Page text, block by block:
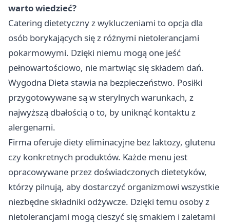
warto wiedzieć?
Catering dietetyczny z wykluczeniami to opcja dla
osób borykających się z różnymi nietolerancjami
pokarmowymi. Dzięki niemu mogą one jeść
pełnowartościowo, nie martwiąc się składem dań.
Wygodna Dieta stawia na bezpieczeństwo. Posiłki
przygotowywane są w sterylnych warunkach, z
najwyższą dbałością o to, by uniknąć kontaktu z
alergenami.
Firma oferuje diety eliminacyjne bez laktozy, glutenu
czy konkretnych produktów. Każde menu jest
opracowywane przez doświadczonych dietetyków,
którzy pilnują, aby dostarczyć organizmowi wszystkie
niezbędne składniki odżywcze. Dzięki temu osoby z
nietolerancjami mogą cieszyć się smakiem i zaletami